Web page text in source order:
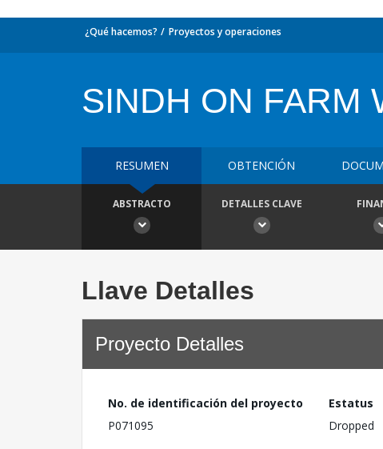
¿Qué hacemos? Proyectos y operaciones
SINDH ON FARM
RESUMEN OBTENCIÓN
ABSTRACTO DETALLES CLAVE
Llave Detalles
Proyecto Detalles
No. de identificación del proyecto
P071095
Estatus
Dropped